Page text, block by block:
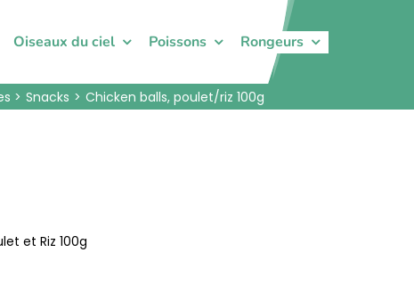
Oiseaux du ciel Poissons Rongeurs
Snacks Chicken balls, poulet/riz 100g
et Riz 100g